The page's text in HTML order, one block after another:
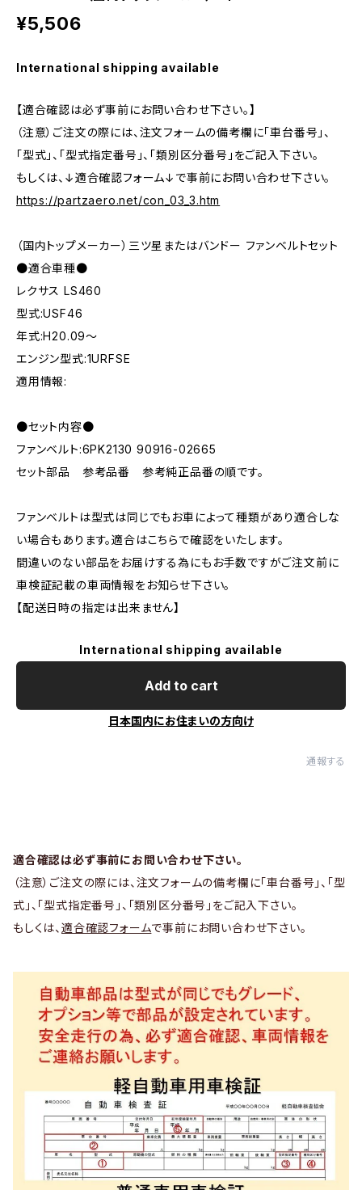
¥5,506
International shipping available
【適合確認は必ず事前にお問い合わせ下さい。】
（注意）ご注文の際には、注文フォームの備考欄に「車台番号」、
「型式」、「型式指定番号」、「類別区分番号」をご記入下さい。
もしくは、↓適合確認フォーム↓で事前にお問い合わせ下さい。
https://partzaero.net/con_03_3.htm
（国内トップメーカー）三ツ星またはバンドー ファンベルトセット
●適合車種●
レクサス LS460
型式:USF46
年式:H20.09～
エンジン型式:1URFSE
適用情報:
●セット内容●
ファンベルト:6PK2130 90916-02665
セット部品 参考品番 参考純正品番の順です。
ファンベルトは型式は同じでもお車によって種類があり適合しな
い場合もあります。適合はこちらで確認をいたします。
間違いのない部品をお届けする為にもお手数ですがご注文前に
車検証記載の車両情報をお知らせ下さい。
【配送日時の指定は出来ません】
International shipping available
Add to cart
日本国内にお住まいの方向け
通報する
適合確認は必ず事前にお問い合わせ下さい。
（注意）ご注文の際には、注文フォームの備考欄に「車台番号」、「型
式」、「型式指定番号」、「類別区分番号」をご記入下さい。
もしくは、 適合確認フォームで事前にお問い合わせ下さい。